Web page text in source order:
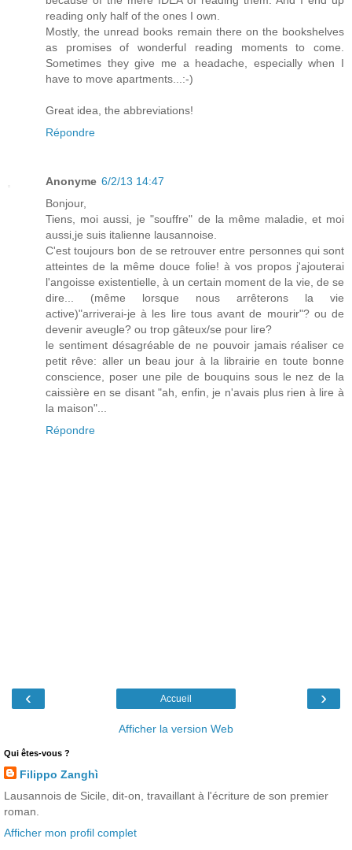
reading only half of the ones I own.
Mostly, the unread books remain there on the bookshelves
as promises of wonderful reading moments to come.
Sometimes they give me a headache, especially when I
have to move apartments...:-)
Great idea, the abbreviations!
Répondre
Anonyme 6/2/13 14:47
Bonjour,
Tiens, moi aussi, je "souffre" de la même maladie, et moi
aussi,je suis italienne lausannoise.
C'est toujours bon de se retrouver entre personnes qui sont
atteintes de la même douce folie! à vos propos j'ajouterai
l'angoisse existentielle, à un certain moment de la vie, de se
dire... (même lorsque nous arrêterons la vie
active)"arriverai-je à les lire tous avant de mourir"? ou de
devenir aveugle? ou trop gâteux/se pour lire?
le sentiment désagréable de ne pouvoir jamais réaliser ce
petit rêve: aller un beau jour à la librairie en toute bonne
conscience, poser une pile de bouquins sous le nez de la
caissière en se disant "ah, enfin, je n'avais plus rien à lire à
la maison"...
Répondre
‹ ›
Accueil
Afficher la version Web
Qui êtes-vous ?
Filippo Zanghì
Lausannois de Sicile, dit-on, travaillant à l'écriture de son premier
roman.
Afficher mon profil complet